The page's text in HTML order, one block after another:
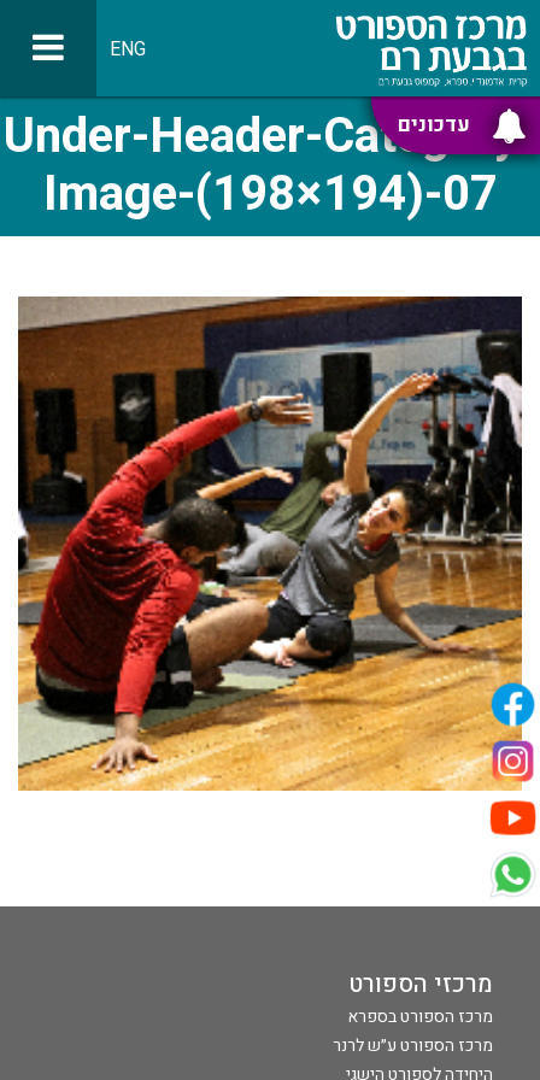
עדכונים
ENG
Under-Header-Category-
Image-(198×194)-07
מרכזי הספורט
מרכז הספורט בספרא
מרכז הספורט ע״ש לרנר
היחידה לספורט הישגי